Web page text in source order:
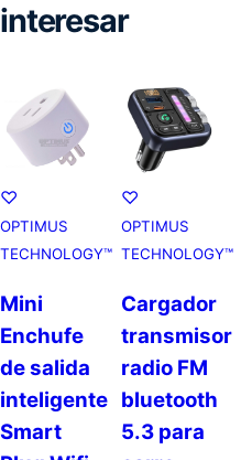
interesar
♡
OPTIMUS
TECHNOLOGY™
Mini
Enchufe
de salida
inteligente
Smart
♡
OPTIMUS
TECHNOLOGY™
Cargador
transmisor
radio FM
bluetooth
5.3 para